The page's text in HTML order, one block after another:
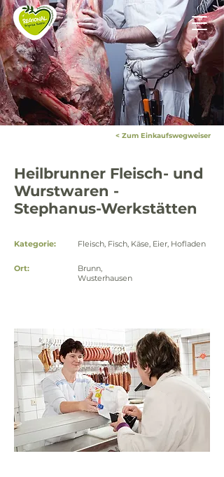
< Zum Einkaufswegweiser
Heilbrunner Fleisch- und
Wurstwaren -
Stephanus-Werkstätten
Kategorie: Fleisch, Fisch, Käse, Eier, Hofladen
Ort:
Brunn,
Wusterhausen